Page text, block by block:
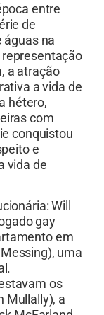
entre
de
águas na
a atração
a vida de
hétero,
com
conquistou
e
vida de
Will
gay
em
uma
os
Mullally), a